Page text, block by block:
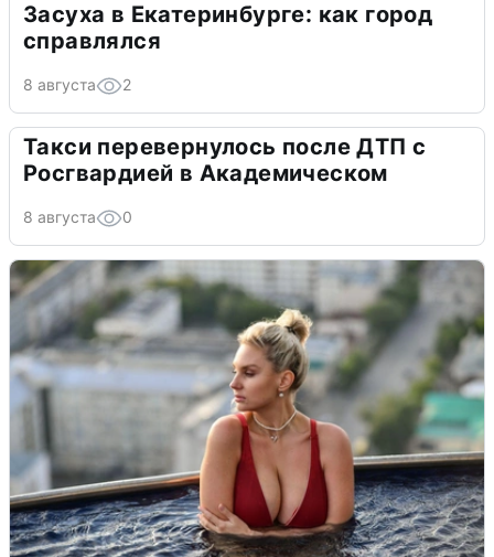
Засуха в Екатеринбурге: как город
справлялся
8 августа 2
Такси перевернулось после ДТП с
Росгвардией в Академическом
8 августа 0